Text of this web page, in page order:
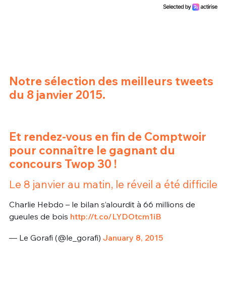
Notre sélection des meilleurs tweets
du 8 janvier 2015.
Et rendez-vous en fin de Comptwoir
pour connaître le gagnant du
concours Twop 30 !
Le 8 janvier au matin, le réveil a été difficile
Charlie Hebdo – le bilan s’alourdit à 66 millions de
gueules de bois http://t.co/LYDOtcm1iB
— Le Gorafi (@le_gorafi) January 8, 2015